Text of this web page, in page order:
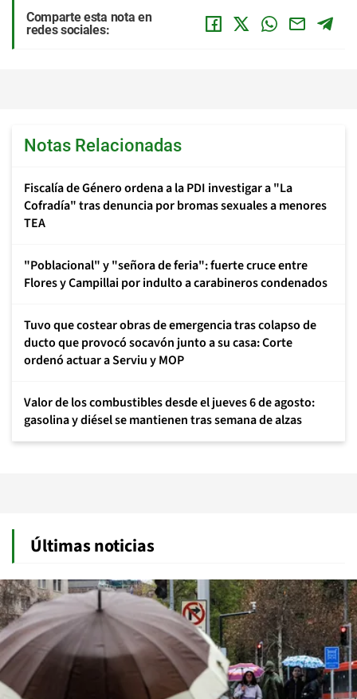
Comparte esta nota en
redes sociales:
Notas Relacionadas
Fiscalía de Género ordena a la PDI investigar a "La
Cofradía" tras denuncia por bromas sexuales a menores
TEA
"Poblacional" y "señora de feria": fuerte cruce entre
Flores y Campillai por indulto a carabineros condenados
Tuvo que costear obras de emergencia tras colapso de
ducto que provocó socavón junto a su casa: Corte
ordenó actuar a Serviu y MOP
Valor de los combustibles desde el jueves 6 de agosto:
gasolina y diésel se mantienen tras semana de alzas
Últimas noticias